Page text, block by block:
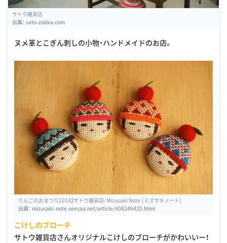
サトウ雑貨店
出典： sato-zakka.com
ヌメ革とこぎん刺しの小物・ハンドメイドのお店。
りんごのおまつり2014】サトウ雑貨店: Mizusaki Note ［ミズサキノート］
出典： mizusaki-note.seesaa.net/article/408246420.html
こけしのブローチ
サトウ雑貨店さんオリジナルこけしのブローチがかわいいー！